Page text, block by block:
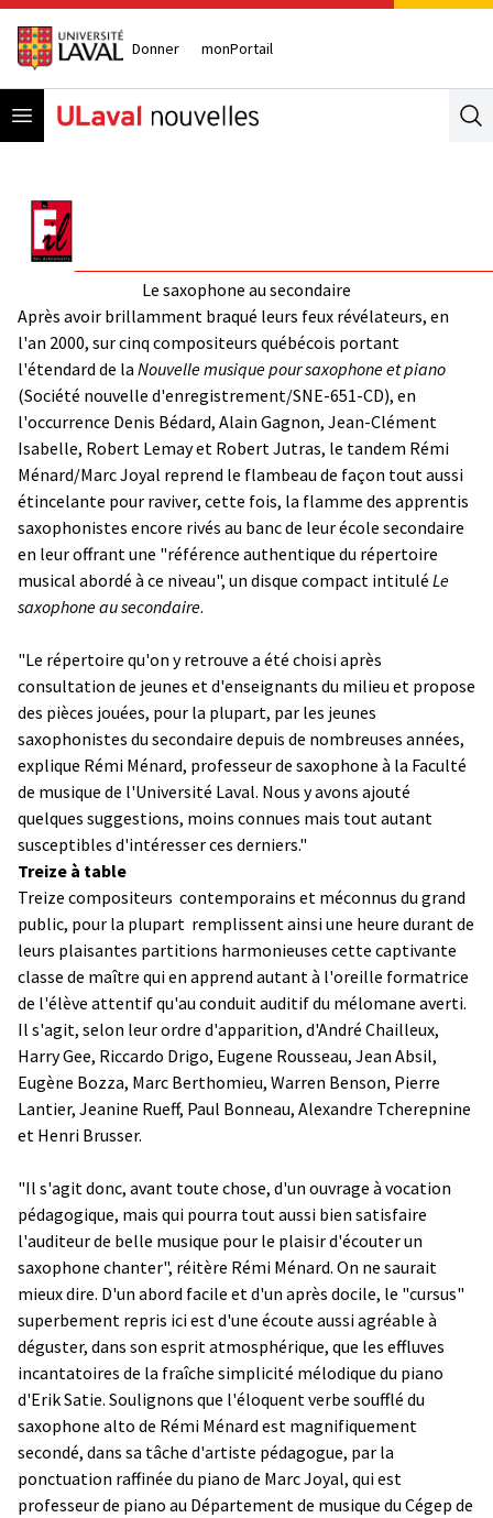
Donner monPortail
Open menu
Le saxophone au secondaire
Après avoir brillamment braqué leurs feux révélateurs, en
l'an 2000, sur cinq compositeurs québécois portant
l'étendard de la Nouvelle musique pour saxophone et piano
(Société nouvelle d'enregistrement/SNE-651-CD), en
l'occurrence Denis Bédard, Alain Gagnon, Jean-Clément
Isabelle, Robert Lemay et Robert Jutras, le tandem Rémi
Ménard/Marc Joyal reprend le flambeau de façon tout aussi
étincelante pour raviver, cette fois, la flamme des apprentis
saxophonistes encore rivés au banc de leur école secondaire
en leur offrant une "référence authentique du répertoire
musical abordé à ce niveau", un disque compact intitulé Le
saxophone au secondaire.
"Le répertoire qu'on y retrouve a été choisi après
consultation de jeunes et d'enseignants du milieu et propose
des pièces jouées, pour la plupart, par les jeunes
saxophonistes du secondaire depuis de nombreuses années,
explique Rémi Ménard, professeur de saxophone à la Faculté
de musique de l'Université Laval. Nous y avons ajouté
quelques suggestions, moins connues mais tout autant
susceptibles d'intéresser ces derniers."
Treize à table
Treize compositeurs ­ contemporains et méconnus du grand
public, pour la plupart ­ remplissent ainsi une heure durant de
leurs plaisantes partitions harmonieuses cette captivante
classe de maître qui en apprend autant à l'oreille formatrice
de l'élève attentif qu'au conduit auditif du mélomane averti.
Il s'agit, selon leur ordre d'apparition, d'André Chailleux,
Harry Gee, Riccardo Drigo, Eugene Rousseau, Jean Absil,
Eugène Bozza, Marc Berthomieu, Warren Benson, Pierre
Lantier, Jeanine Rueff, Paul Bonneau, Alexandre Tcherepnine
et Henri Brusser.
"Il s'agit donc, avant toute chose, d'un ouvrage à vocation
pédagogique, mais qui pourra tout aussi bien satisfaire
l'auditeur de belle musique pour le plaisir d'écouter un
saxophone chanter", réitère Rémi Ménard. On ne saurait
mieux dire. D'un abord facile et d'un après docile, le "cursus"
superbement repris ici est d'une écoute aussi agréable à
déguster, dans son esprit atmosphérique, que les effluves
incantatoires de la fraîche simplicité mélodique du piano
d'Erik Satie. Soulignons que l'éloquent verbe soufflé du
saxophone alto de Rémi Ménard est magnifiquement
secondé, dans sa tâche d'artiste pédagogue, par la
ponctuation raffinée du piano de Marc Joyal, qui est
professeur de piano au Département de musique du Cégep de